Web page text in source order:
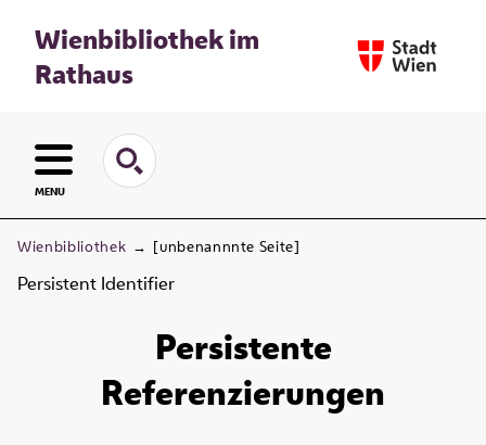
Wienbibliothek im
Rathaus
MENU
Wienbibliothek → [unbenannnte Seite]
Persistent Identifier
Persistente
Referenzierungen